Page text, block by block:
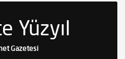
Yüzyıl
Gazetesi